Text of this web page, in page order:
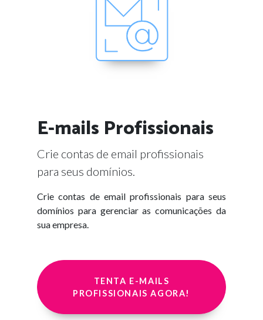
E-mails Profissionais
Crie contas de email profissionais
para seus domínios.
Crie contas de email profissionais para seus
domínios para gerenciar as comunicações da
sua empresa.
TENTA E-MAILS
PROFISSIONAIS AGORA!